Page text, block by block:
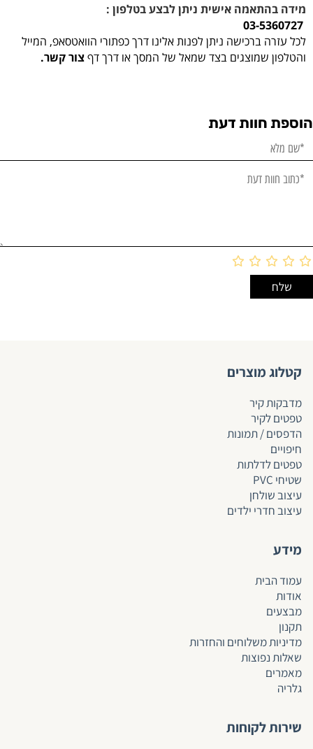
מידה בהתאמה אישית ניתן לבצע בטלפון :
03-5360727
לכל עזרה ברכישה ניתן לפנות אלינו דרך כפתורי הוואטסאפ, המייל
והטלפון שמוצגים בצד שמאל של המסך או דרך דףצור קשר.
הוספת חוות דעת
קטלוג מוצרים
מדבקות קיר
טפטים לקיר
הדפסים / תמונות
חיפויים
טפטים לדלתות
שטיחי PVC
עיצוב שולחן
עיצוב חדרי ילדים
מידע
עמוד הבית
אודות
מבצעים
תקנון
מדיניות משלוחים והחזרות
שאלות נפוצות
מאמרים
גלריה
שירות לקוחות